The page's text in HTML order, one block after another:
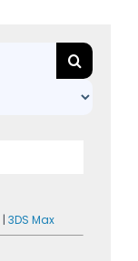
| 3DS Max